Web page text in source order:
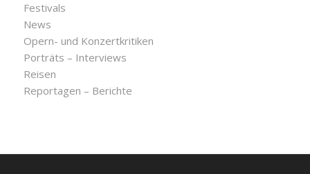
Festivals
News
Opern- und Konzertkritiken
Porträts – Interviews
Reisen
Reportagen – Berichte